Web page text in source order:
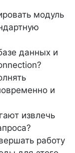
модуль
данных и
и
извлечь
работу